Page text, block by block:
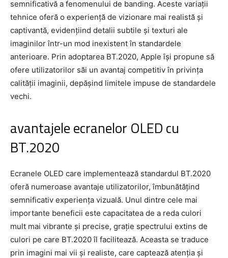
semnificativă a fenomenului de banding. Aceste variații
tehnice oferă o experiență de vizionare mai realistă și
captivantă, evidențiind detalii subtile și texturi ale
imaginilor într-un mod inexistent în standardele
anterioare. Prin adoptarea BT.2020, Apple își propune să
ofere utilizatorilor săi un avantaj competitiv în privința
calității imaginii, depășind limitele impuse de standardele
vechi.
avantajele ecranelor OLED cu
BT.2020
Ecranele OLED care implementează standardul BT.2020
oferă numeroase avantaje utilizatorilor, îmbunătățind
semnificativ experiența vizuală. Unul dintre cele mai
importante beneficii este capacitatea de a reda culori
mult mai vibrante și precise, grație spectrului extins de
culori pe care BT.2020 îl facilitează. Aceasta se traduce
prin imagini mai vii și realiste, care captează atenția și